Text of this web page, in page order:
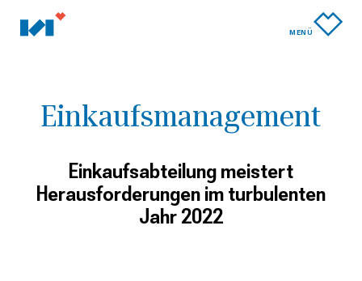
MENÜ
Einkaufs­management
Einkaufsabteilung meistert
Herausforderungen im turbulenten
Jahr 2022